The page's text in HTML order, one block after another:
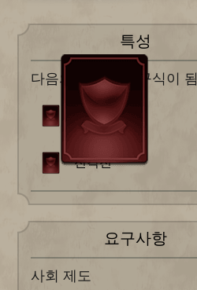
특성
다음의 출현으로 구식이 됨
기사도
전격전
요구사항
사회 제도